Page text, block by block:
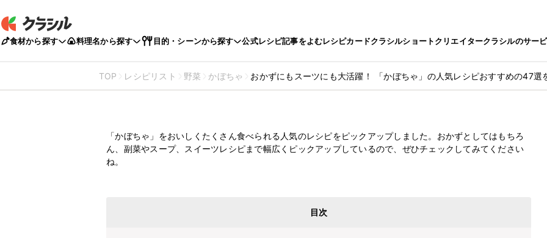
食材から探す 料理名から探す 目的・シーンから探す 公式レシピ記事をよむレシピカードクラシルショートクリエイタークラシルのサー
TOP レシピリスト 野菜 かぼちゃ おかずにもスーツにも大活躍！ 「かぼちゃ」の人気レシピおすすめの47選
「かぼちゃ」の人気レシピおすすめの47選を紹介
「かぼちゃ」をおいしくたくさん食べられる人気のレシピをピックアップしました。おかずとしてはもちろ
ん、副菜やスープ、スイーツレシピまで幅広くピックアップしているので、ぜひチェックしてみてください
ね。
目次